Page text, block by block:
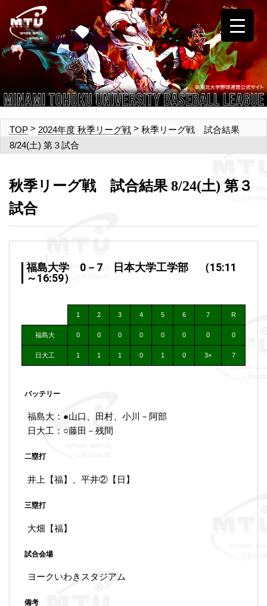
TOP > 2024年度 秋季リーグ戦 > 秋季リーグ戦 試合結果
8/24(土) 第３試合
秋季リーグ戦 試合結果 8/24(土) 第３
試合
福島大学 0－7 日本大学工学部 （15:11
～16:59）
1 2 3 4 5 6 7 R
福島大 0 0 0 0 0 0 0 0
日大工 1 1 1 0 1 0 3× 7
バッテリー
福島大：●山口、田村、小川－阿部
日大工：○藤田－残間
二塁打
井上【福】、平井②【日】
三塁打
大畑【福】
試合会場
ヨークいわきスタジアム
備考